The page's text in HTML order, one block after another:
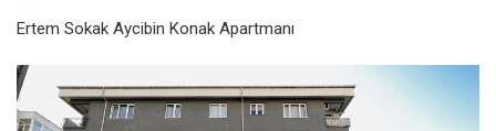
Galeri
İletişim
Ertem Sokak Aycibin Konak Apartmanı